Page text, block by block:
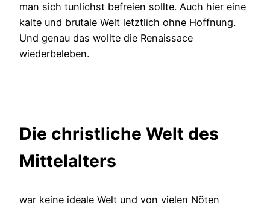
man sich tunlichst befreien sollte. Auch hier eine
kalte und brutale Welt letztlich ohne Hoffnung.
Und genau das wollte die Renaissace
wiederbeleben.
Die christliche Welt des
Mittelalters
war keine ideale Welt und von vielen Nöten